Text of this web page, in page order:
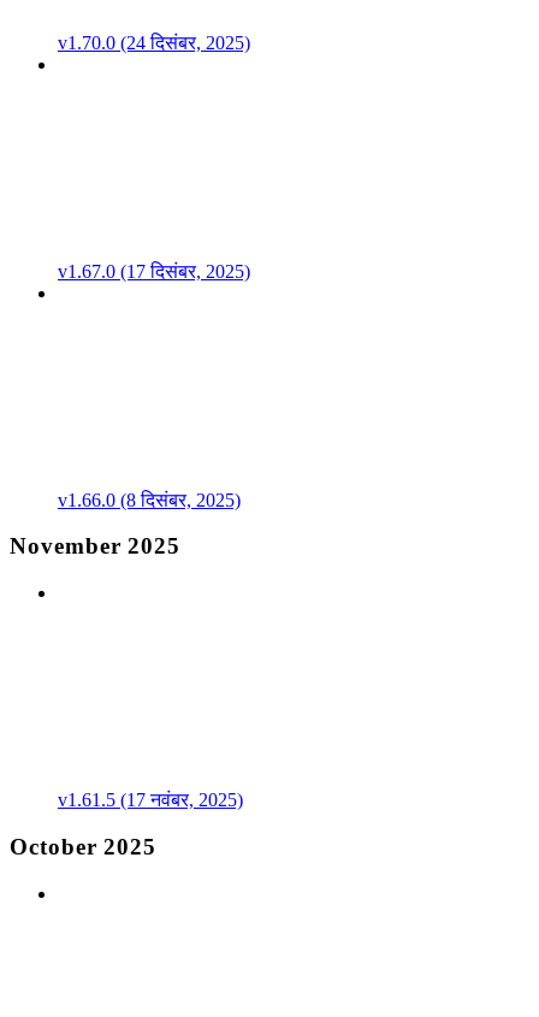
v1.70.0 (24 दिसंबर, 2025)
v1.67.0 (17 दिसंबर, 2025)
v1.66.0 (8 दिसंबर, 2025)
November 2025
v1.61.5 (17 नवंबर, 2025)
October 2025